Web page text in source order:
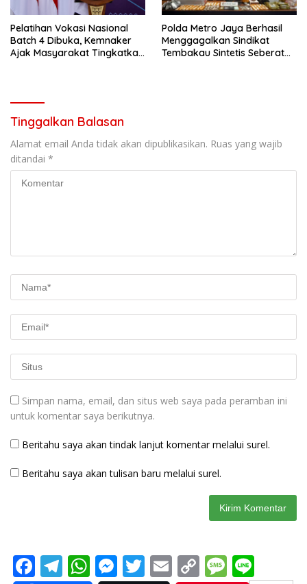
Pelatihan Vokasi Nasional
Batch 4 Dibuka, Kemnaker
Ajak Masyarakat Tingkatkan
Polda Metro Jaya Berhasil
Menggagalkan Sindikat
Tembakau Sintetis Seberat
Tinggalkan Balasan
Alamat email Anda tidak akan dipublikasikan. Ruas yang wajib
ditandai *
Simpan nama, email, dan situs web saya pada peramban ini
untuk komentar saya berikutnya.
Beritahu saya akan tindak lanjut komentar melalui surel.
Beritahu saya akan tulisan baru melalui surel.
F T W M T E C M